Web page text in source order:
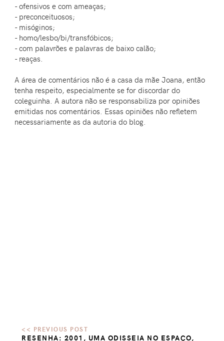
- ofensivos e com ameaças;
- preconceituosos;
- misóginos;
- homo/lesbo/bi/transfóbicos;
- com palavrões e palavras de baixo calão;
- reaças.
A área de comentários não é a casa da mãe Joana, então
tenha respeito, especialmente se for discordar do
coleguinha. A autora não se responsabiliza por opiniões
emitidas nos comentários. Essas opiniões não refletem
necessariamente as da autoria do blog.
RESENHA: 2001, UMA ODISSEIA NO ESPAÇO,